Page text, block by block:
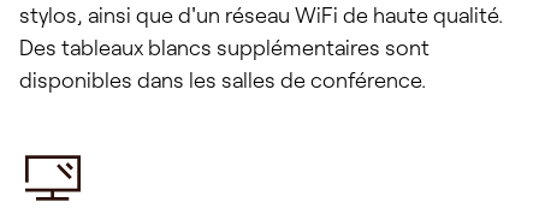
stylos, ainsi que d'un réseau WiFi de haute qualité.
Des tableaux blancs supplémentaires sont
disponibles dans les salles de conférence.